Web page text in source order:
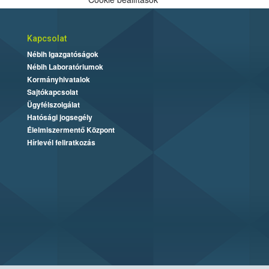
Kapcsolat
Nébih Igazgatóságok
Nébih Laboratóriumok
Kormányhivatalok
Sajtókapcsolat
Ügyfélszolgálat
Hatósági jogsegély
Élelmiszermentő Központ
Hírlevél feliratkozás